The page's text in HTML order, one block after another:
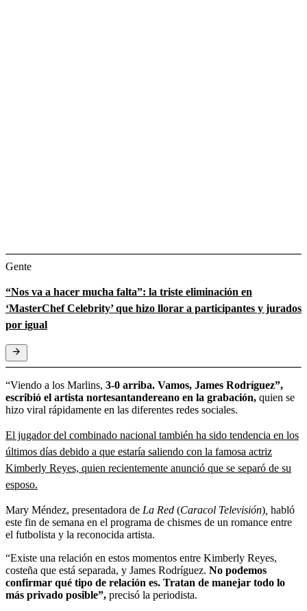
Gente
“Nos va a hacer mucha falta”: la triste eliminación en
‘MasterChef Celebrity’ que hizo llorar a participantes y jurados
por igual
“Viendo a los Marlins, 3-0 arriba. Vamos, James Rodríguez”,
escribió el artista nortesantandereano en la grabación, quien se
hizo viral rápidamente en las diferentes redes sociales.
El jugador del combinado nacional también ha sido tendencia en los
últimos días debido a que estaría saliendo con la famosa actriz
Kimberly Reyes, quien recientemente anunció que se separó de su
esposo.
Mary Méndez, presentadora de La Red (Caracol Televisión) habló
este fin de semana en el programa de chismes de un romance entre
el futbolista y la reconocida artista.
“Existe una relación en estos momentos entre Kimberly Reyes,
costeña que está separada, y James Rodríguez. No podemos
confirmar qué tipo de relación es. Tratan de manejar todo lo
más privado posible”, precisó la periodista.